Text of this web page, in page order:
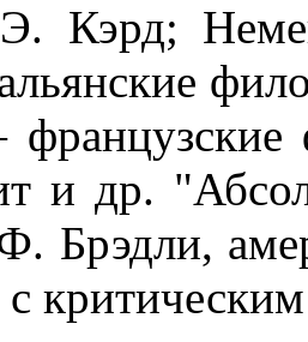
Э. Кэрд;
и др.
Брэдли,